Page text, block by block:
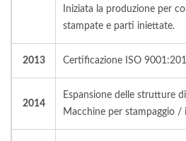
Iniziata la produzione per
stampate e parti iniettate.
2013 Certificazione ISO
2014
Espansione delle strutture
Macchine per stampaggio /